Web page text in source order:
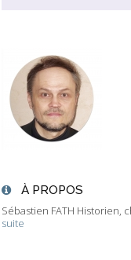
À PROPOS
Sébastien FATH Historien,
suite